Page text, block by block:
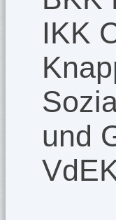
IKK
und